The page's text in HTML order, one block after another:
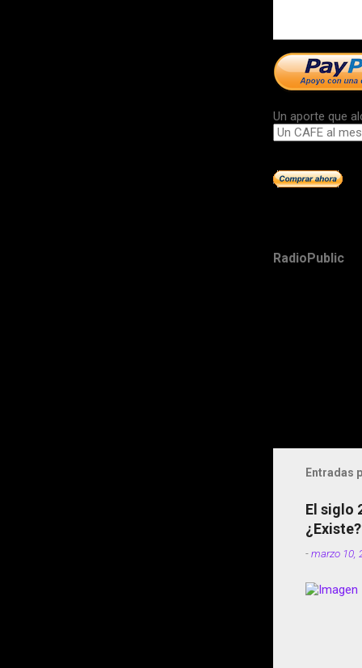
Un aporte que
RadioPublic
Entradas
El siglo
¿Existe?
-marzo 10,